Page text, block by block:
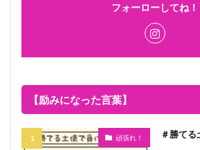
フォーローしてね！
【励みになった言葉】
頑張れ！ ＃勝てる